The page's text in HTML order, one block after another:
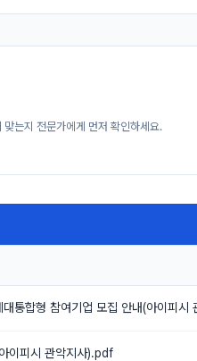
맞는지 전문가에게 먼저 확인하세요.
통합형 참여기업 모집 안내(아이피시
이피시 관악지사).pdf